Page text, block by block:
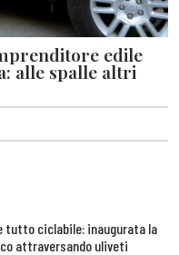
edile
alle spalle altri
tutto ciclabile: inaugurata la
attraversando uliveti